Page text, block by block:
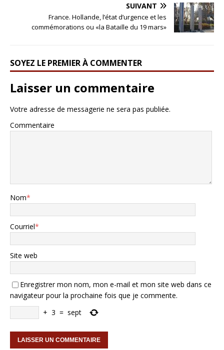
SUIVANT
France. Hollande, l’état d’urgence et les
commémorations ou «la Bataille du 19 mars»
SOYEZ LE PREMIER À COMMENTER
Laisser un commentaire
Votre adresse de messagerie ne sera pas publiée.
Commentaire
Nom*
Courriel*
Site web
Enregistrer mon nom, mon e-mail et mon site web dans ce
navigateur pour la prochaine fois que je commente.
+ 3 = sept